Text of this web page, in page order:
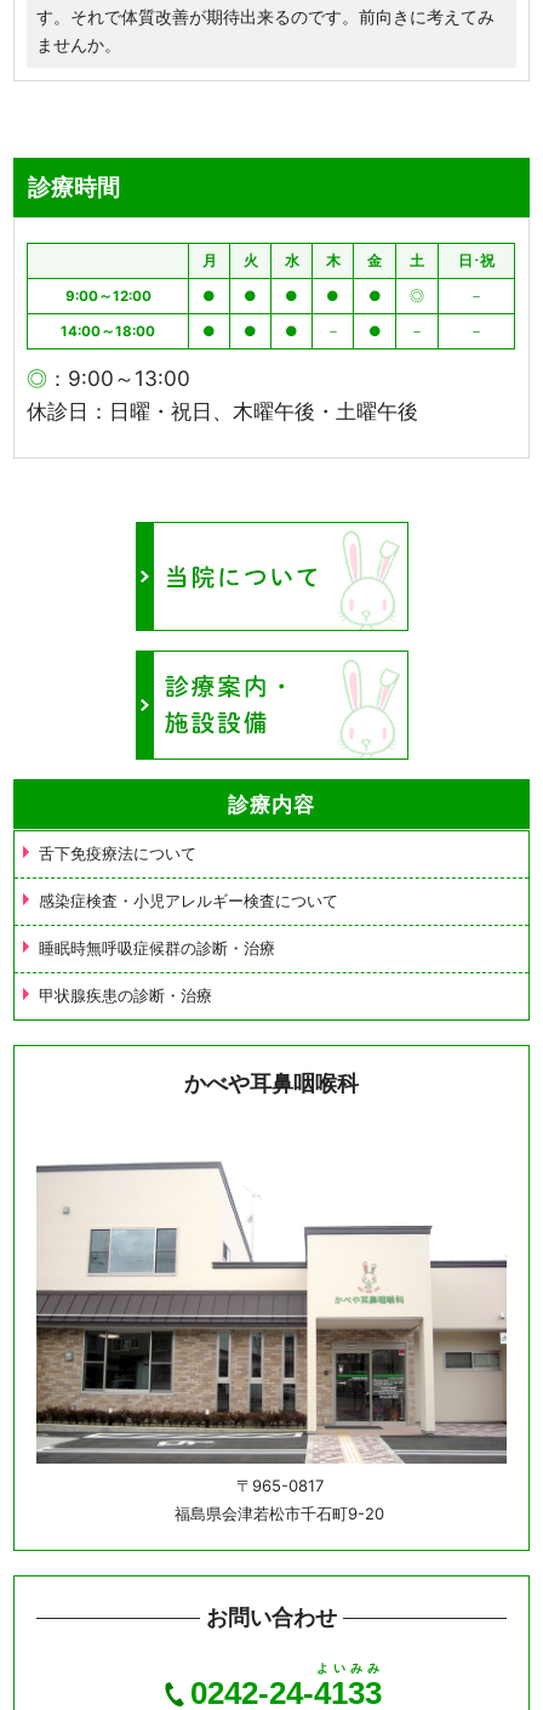
す。それで体質改善が期待出来るのです。前向きに考えてみ
ませんか。
診療時間
月 火 水 木 金 土 日･祝
9:00～12:00 ● ● ● ● ● ◎ －
14:00～18:00 ● ● ● － ● － －
◎ ：9:00～13:00
休診日：日曜・祝日、木曜午後・土曜午後
診療内容
舌下免疫療法について
感染症検査・小児アレルギー検査について
睡眠時無呼吸症候群の診断・治療
甲状腺疾患の診断・治療
かべや耳鼻咽喉科
〒965-0817
福島県会津若松市千石町9-20
お問い合わせ
0242-24-4133
よいみみ